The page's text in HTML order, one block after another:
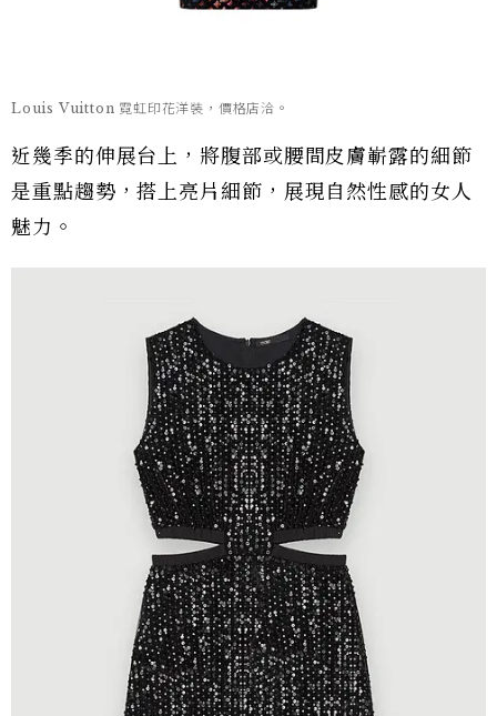
Louis Vuitton 霓虹印花洋裝，價格店洽。
近幾季的伸展台上，將腹部或腰間皮膚嶄露的細節
是重點趨勢，搭上亮片細節，展現自然性感的女人
魅力。